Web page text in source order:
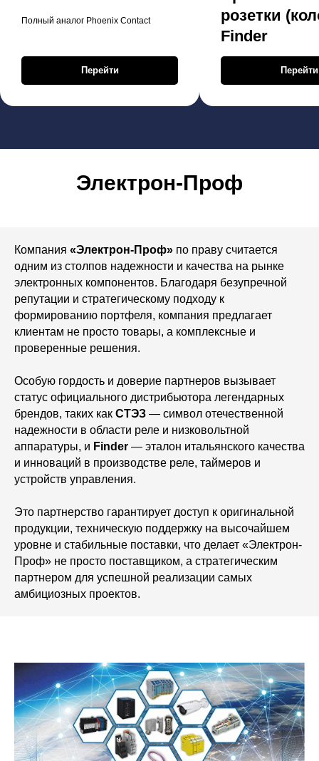
Полный аналог Phoenix Contact
Перейти
розетки
Finder
Перейти
Электрон-Проф
Компания «Электрон-Проф» по праву считается
одним из столпов надежности и качества на рынке
электронных компонентов. Благодаря безупречной
репутации и стратегическому подходу к
формированию портфеля, компания предлагает
клиентам не просто товары, а комплексные и
проверенные решения.
Особую гордость и доверие партнеров вызывает
статус официального дистрибьютора легендарных
брендов, таких как СТЭЗ — символ отечественной
надежности в области реле и низковольтной
аппаратуры, и Finder — эталон итальянского качества
и инноваций в производстве реле, таймеров и
устройств управления.
Это партнерство гарантирует доступ к оригинальной
продукции, техническую поддержку на высочайшем
уровне и стабильные поставки, что делает «Электрон-
Проф» не просто поставщиком, а стратегическим
партнером для успешной реализации самых
амбициозных проектов.